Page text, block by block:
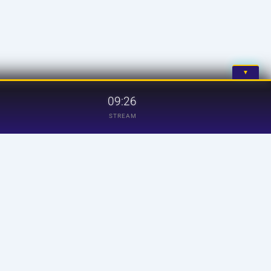
▼
09:26
STREAM